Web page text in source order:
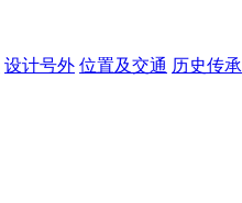
设计号外 位置及交通 历史传承